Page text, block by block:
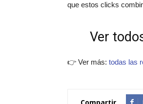
que estos clicks
Ver
👉 Ver más: todas las
Compartir